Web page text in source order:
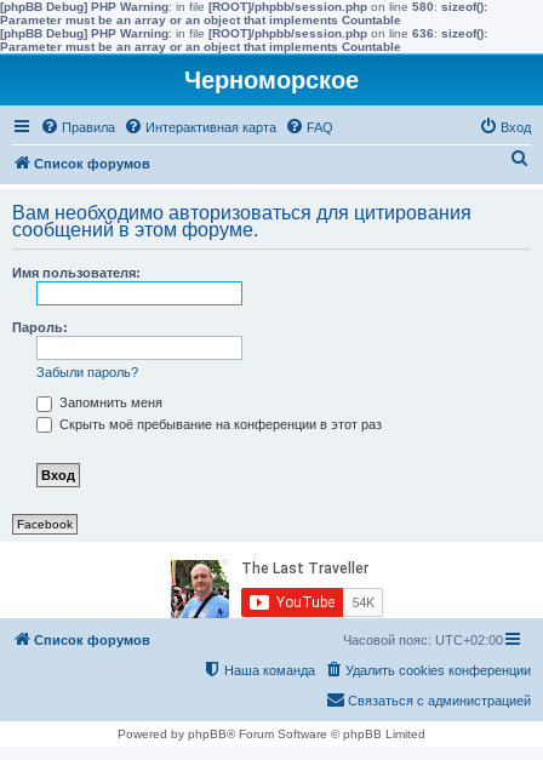
[phpBB Debug] PHP Warning: in file [ROOT]/phpbb/session.php on line 580: sizeof():
Parameter must be an array or an object that implements Countable
[phpBB Debug] PHP Warning: in file [ROOT]/phpbb/session.php on line 636: sizeof():
Parameter must be an array or an object that implements Countable
Черноморское
Правила Интерактивная карта FAQ Вход
Список форумов
с
Вам необходимо авторизоваться для цитирования
сообщений в этом форуме.
Имя пользователя:
Пароль:
Забыли пароль?
Запомнить меня
Скрыть моё пребывание на конференции в этот раз
Facebook
Список форумов Часовой пояс: UTC+02:00
Удалить cookies конференции
Наша команда
Связаться с администрацией
Powered by phpBB® Forum Software © phpBB Limited